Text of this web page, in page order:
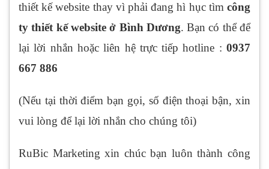
thiết kế website thay vì phải đang hì hục tìm công
ty thiết kế website ở Bình Dương. Bạn có thể để
lại lời nhắn hoặc liên hệ trực tiếp hotline : 0937
667 886
(Nếu tại thời điểm bạn gọi, số điện thoại bận, xin
vui lòng để lại lời nhắn cho chúng tôi)
RuBic Marketing xin chúc bạn luôn thành công